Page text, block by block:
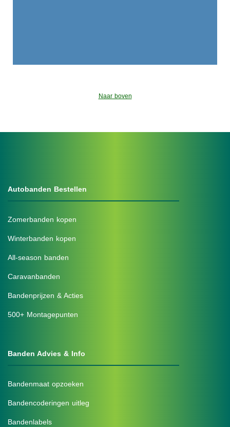
Naar boven
Autobanden Bestellen
Zomerbanden kopen
Winterbanden kopen
All-season banden
Caravanbanden
Bandenprijzen & Acties
500+ Montagepunten
Banden Advies & Info
Bandenmaat opzoeken
Bandencoderingen uitleg
Bandenlabels